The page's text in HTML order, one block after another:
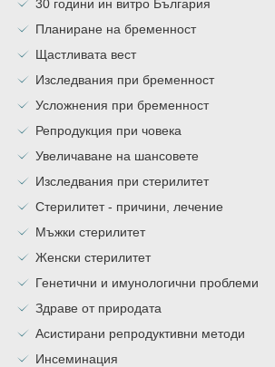
30 години ин витро България
Планиране на бременност
Щастливата вест
Изследвания при бременност
Усложнения при бременност
Репродукция при човека
Увеличаване на шансовете
Изследвания при стерилитет
Стерилитет - причини, лечение
Мъжки стерилитет
Женски стерилитет
Генетични и имунологични проблеми
Здраве от природата
Асистирани репродуктивни методи
Инсеминация